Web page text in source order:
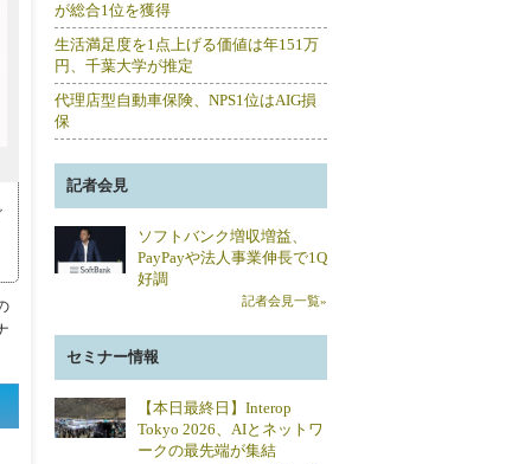
が総合1位を獲得
生活満足度を1点上げる価値は年151万
円、千葉大学が推定
代理店型自動車保険、NPS1位はAIG損
保
記者会見
ソフトバンク増収増益、
PayPayや法人事業伸長で1Q
好調
記者会見一覧»
セミナー情報
【本日最終日】Interop
Tokyo 2026、AIとネットワ
ークの最先端が集結